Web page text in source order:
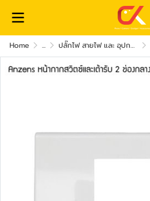
Home ... ปลั๊กไฟ สายไฟ และ อุปกรณ์เสริม